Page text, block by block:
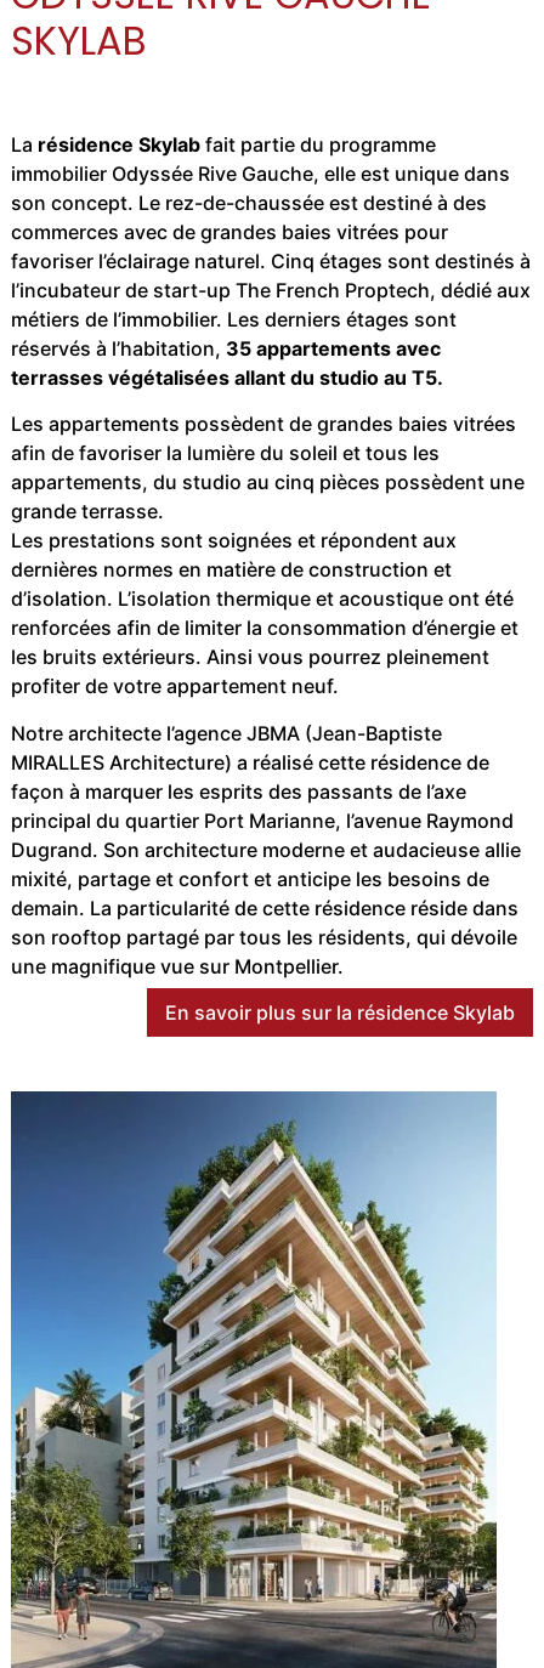
SKYLAB
La résidence Skylabfait partie du programme
immobilier Odyssée Rive Gauche, elle est unique dans
son concept. Le rez-de-chaussée est destiné à des
commerces avec de grandes baies vitrées pour
favoriser l’éclairage naturel. Cinq étages sont destinés à
l’incubateur de start-up The French Proptech, dédié aux
métiers de l’immobilier. Les derniers étages sont
réservés à l’habitation, 35 appartements avec
terrasses végétalisées allant du studio au T5.
Les appartements possèdent de grandes baies vitrées
afin de favoriser la lumière du soleil et tous les
appartements, du studio au cinq pièces possèdent une
grande terrasse.
Les prestations sont soignées et répondent aux
dernières normes en matière de construction et
d’isolation. L’isolation thermique et acoustique ont été
renforcées afin de limiter la consommation d’énergie et
les bruits extérieurs. Ainsi vous pourrez pleinement
profiter de votre appartement neuf.
Notre architecte l’agence JBMA (Jean-Baptiste
MIRALLES Architecture) a réalisé cette résidence de
façon à marquer les esprits des passants de l’axe
principal du quartier Port Marianne, l’avenue Raymond
Dugrand. Son architecture moderne et audacieuse allie
mixité, partage et confort et anticipe les besoins de
demain. La particularité de cette résidence réside dans
son rooftop partagé par tous les résidents, qui dévoile
une magnifique vue sur Montpellier.
En savoir plus sur la résidence Skylab